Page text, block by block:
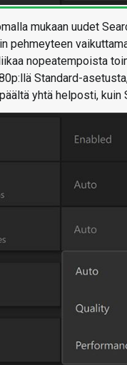
mukaan uudet
pehmeyteen
nopeatempoista
Standard-
yhtä helposti, kuin